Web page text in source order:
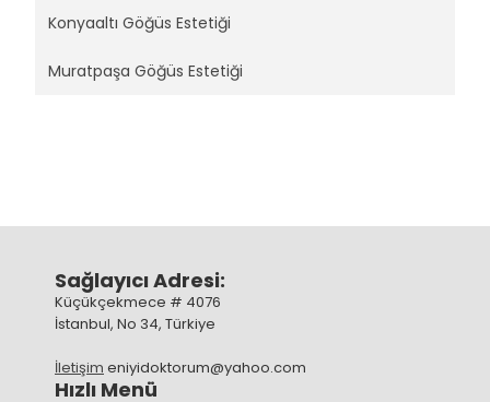
Konyaaltı Göğüs Estetiği
Muratpaşa Göğüs Estetiği
Sağlayıcı Adresi:
Küçükçekmece # 4076
İstanbul, No 34, Türkiye
İletişim eniyidoktorum@yahoo.com
Hızlı Menü